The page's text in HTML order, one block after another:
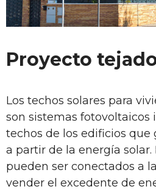
Proyecto
Los techos solares para
son sistemas fotovoltaicos
techos de los edificios que
a partir de la energía solar.
pueden ser conectados a
vender el excedente de